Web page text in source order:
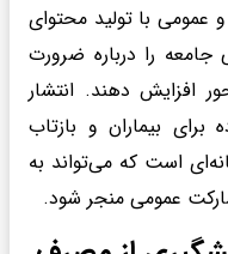
با تولید محتوای
را درباره ضرورت
افزایش دهند. انتشار
بیماران و بازتاب
است که می‌تواند به
عمومی منجر شود.